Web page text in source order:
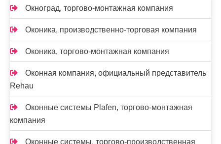
Окноград, торгово-монтажная компания
Оконика, производственно-торговая компания
Оконика, торгово-монтажная компания
Оконная компания, официальный представитель
Rehau
Оконные системы Plafen, торгово-монтажная
компания
Оконные системы, торгово-производственная